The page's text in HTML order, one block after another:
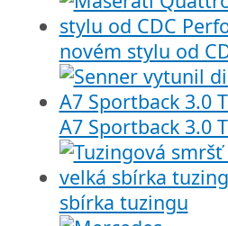
novém stylu od
A7 Sportback 3.0
sbírka tuzingu